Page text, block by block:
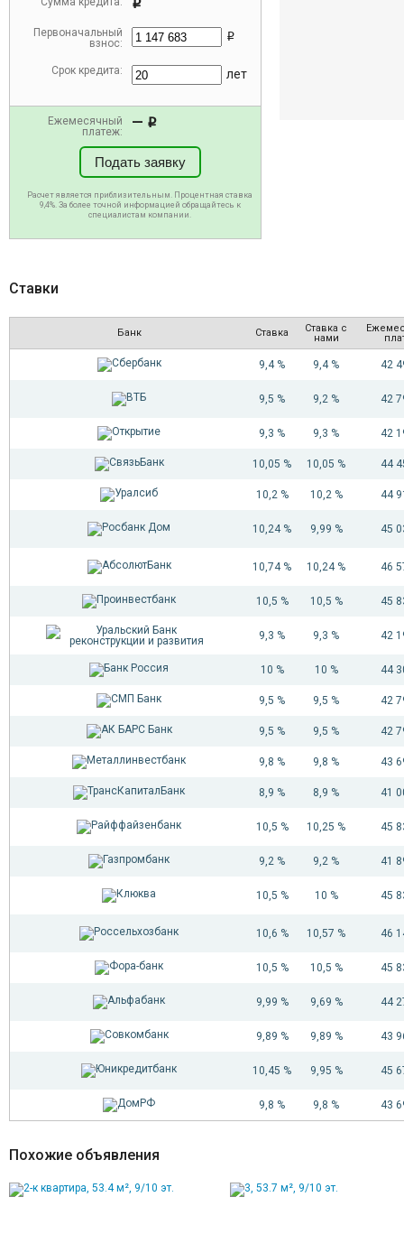
i
Первоначальный
взнос:
i
Срок кредита: лет
Ежемесячный
платеж:
— i
Подать заявку
Расчет является приблизительным. Процентная ставка
9,4%. За более точной информацией обращайтесь к
специалистам компании.
Ставки
Банк Ставка
Ставка с
нами
9,4 % 9,4 % 42
9,5 % 9,2 % 42
9,3 % 9,3 % 42
10,05 % 10,05 % 44
10,2 % 10,2 % 44
10,24 % 9,99 % 45
10,74 % 10,24 % 46
10,5 % 10,5 % 45
9,3 % 9,3 % 42
10 % 10 % 44
9,5 % 9,5 % 42
9,5 % 9,5 % 42
9,8 % 9,8 % 43
8,9 % 8,9 % 41
10,5 % 10,25 % 45
9,2 % 9,2 % 41
10,5 % 10 % 45
10,6 % 10,57 % 46
10,5 % 10,5 % 45
9,99 % 9,69 % 44
9,89 % 9,89 % 43
10,45 % 9,95 % 45
9,8 % 9,8 % 43
Похожие объявления